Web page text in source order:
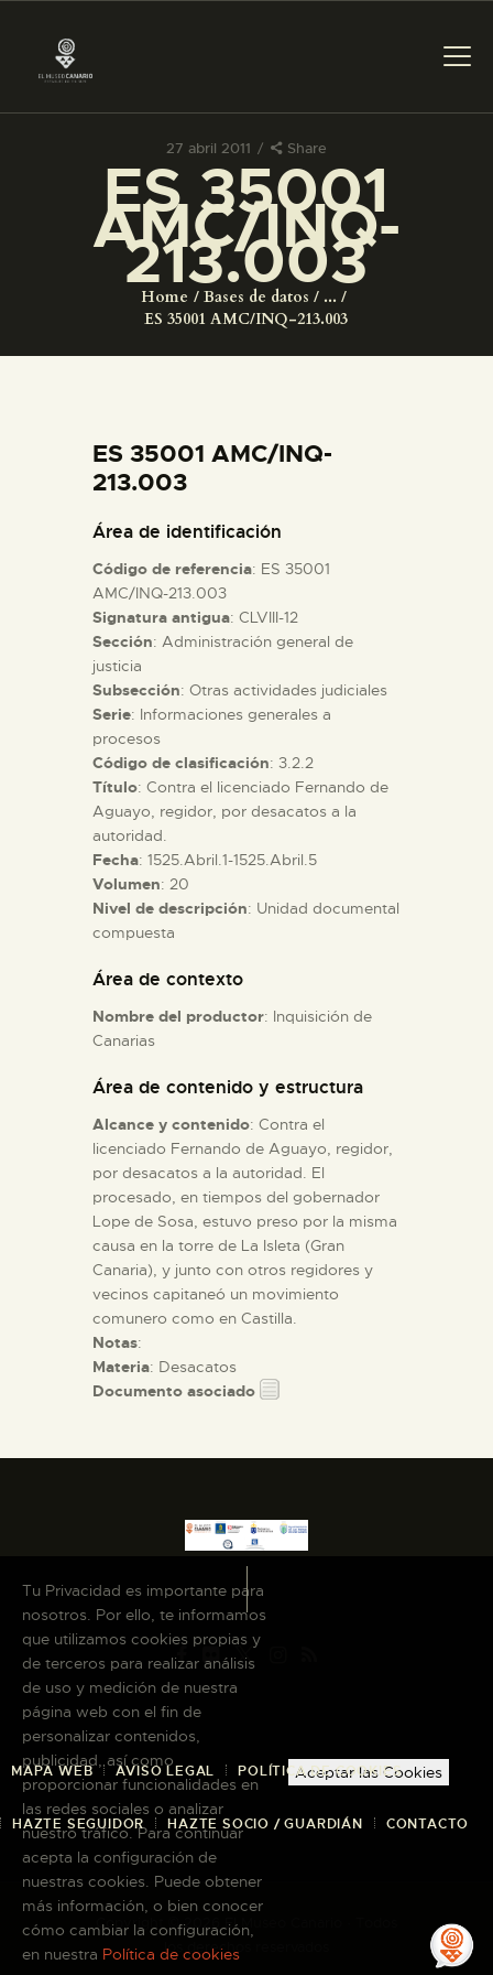
27 abril 2011 Share
ES 35001
AMC/INQ-
213.003
Home Bases de datos
...
ES 35001 AMC/INQ-213.003
PREPARAR LA VISITA
ACTIVIDADES
COLECCIONES
ESPAÑOL
PREPARAR LA VISITA
ACTIVIDADES
█
EL MUSEO
COLECCIONES
DIDÁCTICA
ESPAÑOL
ES 35001 AMC/INQ-
213.003
Área de identificación
Código de referencia: ES 35001
AMC/INQ-213.003
Signatura antigua: CLVIII-12
Sección: Administración general de
justicia
Subsección: Otras actividades judiciales
Serie: Informaciones generales a
procesos
Código de clasificación: 3.2.2
Título: Contra el licenciado Fernando de
Aguayo, regidor, por desacatos a la
autoridad.
Fecha: 1525.Abril.1-1525.Abril.5
Volumen: 20
Nivel de descripción: Unidad documental
compuesta
Área de contexto
Nombre del productor: Inquisición de
Canarias
Área de contenido y estructura
Alcance y contenido: Contra el
licenciado Fernando de Aguayo, regidor,
por desacatos a la autoridad. El
procesado, en tiempos del gobernador
Lope de Sosa, estuvo preso por la misma
causa en la torre de La Isleta (Gran
Canaria), y junto con otros regidores y
vecinos capitaneó un movimiento
comunero como en Castilla.
Notas:
Materia: Desacatos
Documento asociado
MAPA WEB AVISO LEGAL POLÍTICA DE COOKIES
HAZTE SEGUIDOR HAZTE SOCIO / GUARDIÁN CONTACTO
Copyright © 2026 El Museo Canario · Todos
los derechos reservados
Tu Privacidad es importante para
nosotros. Por ello, te informamos
que utilizamos cookies propias y
de terceros para realizar análisis
de uso y medición de nuestra
página web con el fin de
personalizar contenidos,
publicidad, así como
proporcionar funcionalidades en
las redes sociales o analizar
nuestro tráfico. Para continuar
acepta la configuración de
nuestras cookies. Puede obtener
más información, o bien conocer
cómo cambiar la configuración,
en nuestra Política de cookies
Aceptar las Cookies